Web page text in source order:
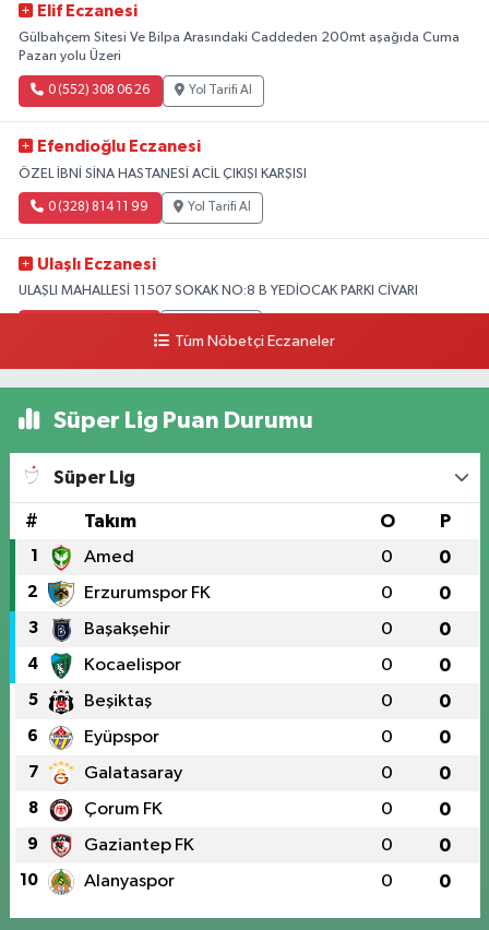
Elif Eczanesi
Gülbahçem Sitesi Ve Bilpa Arasındaki Caddeden 200mt aşağıda Cuma
Pazarı yolu Üzeri
0 (552) 308 06 26 Yol Tarifi Al
Efendioğlu Eczanesi
ÖZEL İBNİ SİNA HASTANESİ ACİL ÇIKIŞI KARŞISI
0 (328) 814 11 99 Yol Tarifi Al
Ulaşlı Eczanesi
ULAŞLI MAHALLESİ 11507 SOKAK NO:8 B YEDİOCAK PARKI CİVARI
Tüm Nöbetçi Eczaneler
Süper Lig Puan Durumu
Süper Lig
# Takım O P
1 Amed 0 0
2 Erzurumspor FK 0 0
3 Başakşehir 0 0
4 Kocaelispor 0 0
5 Beşiktaş 0 0
6 Eyüpspor 0 0
7 Galatasaray 0 0
8 Çorum FK 0 0
9 Gaziantep FK 0 0
10 Alanyaspor 0 0